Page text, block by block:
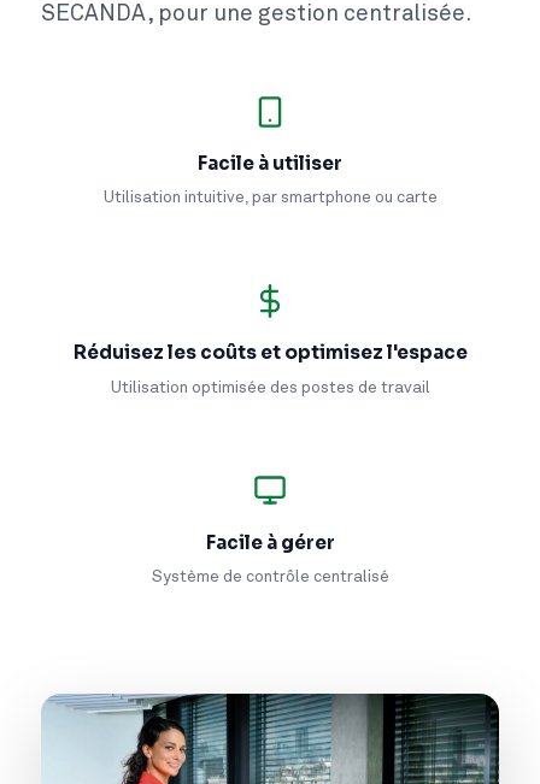
SECANDA, pour une gestion centralisée.
Facile à utiliser
Utilisation intuitive, par smartphone ou carte
Réduisez les coûts et optimisez l'espace
Utilisation optimisée des postes de travail
Facile à gérer
Système de contrôle centralisé